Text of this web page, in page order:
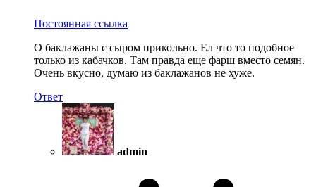
Постоянная ссылка
О баклажаны с сыром прикольно. Ел что то подобное
только из кабачков. Там правда еще фарш вместо семян.
Очень вкусно, думаю из баклажанов не хуже.
Ответ
admin